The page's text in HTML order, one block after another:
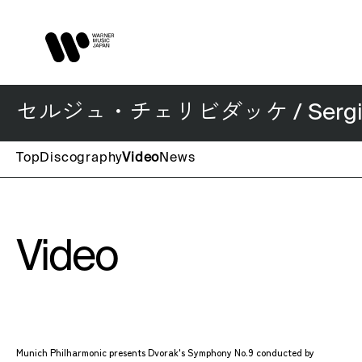
セルジュ・チェリビダッケ /
Top DiscographyVideoNews
Video
Munich Philharmonic presents Dvorak's Symphony No.9 conducted by